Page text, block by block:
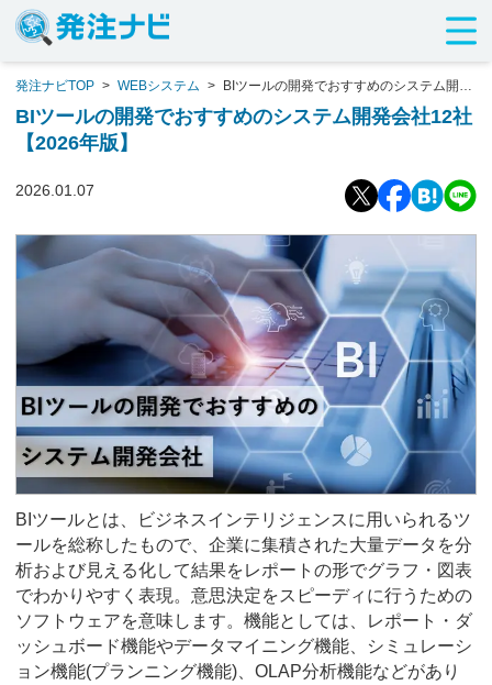
発注ナビTOP > WEBシステム >
BIツールの開発でおすすめのシステム開発
会社12社【2026年版】
BIツールの開発でおすすめのシステム開発会社12社
【2026年版】
2026.01.07
BIツールとは、ビジネスインテリジェンスに用いられるツ
ールを総称したもので、企業に集積された大量データを分
析および見える化して結果をレポートの形でグラフ・図表
でわかりやすく表現。意思決定をスピーディに行うための
ソフトウェアを意味します。機能としては、レポート・ダ
ッシュボード機能やデータマイニング機能、シミュレーシ
ョン機能(プランニング機能)、OLAP分析機能などがあり